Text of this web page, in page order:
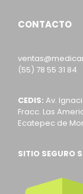
CONTACTO
(55) 78 55 31 84
CEDIS: Av.
Fracc. Las
Ecatepec de
SITIO SEGURO